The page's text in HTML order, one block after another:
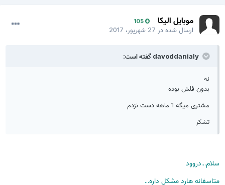
موبایل الیکا
ارسال شده در27 شهریور، 2017
davoddanialy گفته است:
بدون فلش بوده
مشتری میگه 1 ماهه دست نزدم
تشکر
هارد مشکل داره...